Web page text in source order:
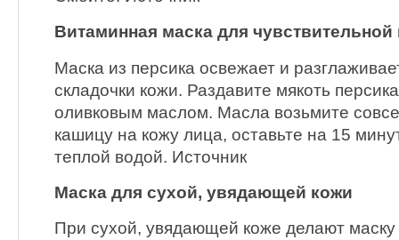
Витаминная маска для чувствительной
Маска из персика освежает и
складочки кожи. Раздавите мякоть
оливковым маслом. Масла возьмите
кашицу на кожу лица, оставьте на 15
теплой водой. Источник
Маска для сухой, увядающей кожи
При сухой, увядающей коже делают маску